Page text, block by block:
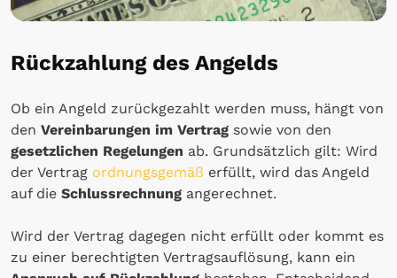
Rückzahlung des Angelds
Ob ein Angeld zurückgezahlt werden muss, hängt von
den Vereinbarungen im Vertrag sowie von den
gesetzlichen Regelungen ab. Grundsätzlich gilt: Wird
der Vertrag ordnungsgemäß erfüllt, wird das Angeld
auf die Schlussrechnung angerechnet.
Wird der Vertrag dagegen nicht erfüllt oder kommt es
zu einer berechtigten Vertragsauflösung, kann ein